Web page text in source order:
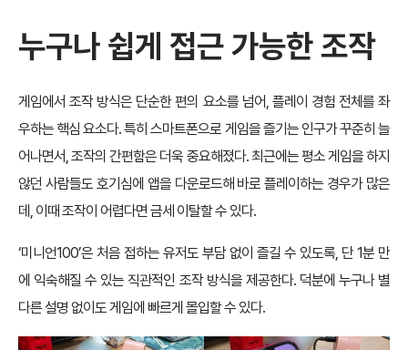
누구나 쉽게 접근 가능한 조작
게임에서 조작 방식은 단순한 편의 요소를 넘어, 플레이 경험 전체를 좌
우하는 핵심 요소다. 특히 스마트폰으로 게임을 즐기는 인구가 꾸준히 늘
어나면서, 조작의 간편함은 더욱 중요해졌다. 최근에는 평소 게임을 하지
않던 사람들도 호기심에 앱을 다운로드해 바로 플레이하는 경우가 많은
데, 이때 조작이 어렵다면 금세 이탈할 수 있다.
‘미니언100’은 처음 접하는 유저도 부담 없이 즐길 수 있도록, 단 1분 만
에 익숙해질 수 있는 직관적인 조작 방식을 제공한다. 덕분에 누구나 별
다른 설명 없이도 게임에 빠르게 몰입할 수 있다.